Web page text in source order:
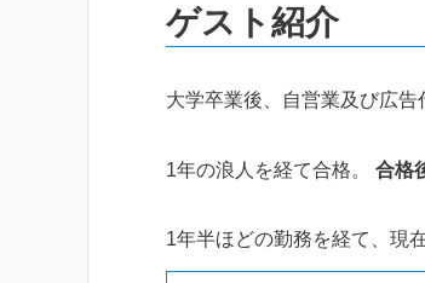
ゲスト紹介
大学卒業後、自営業及び広告
1年の浪人を経て合格。 合格
1年半ほどの勤務を経て、現